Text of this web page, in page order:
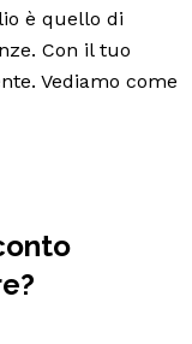
è quello di
Con il tuo
Vediamo come